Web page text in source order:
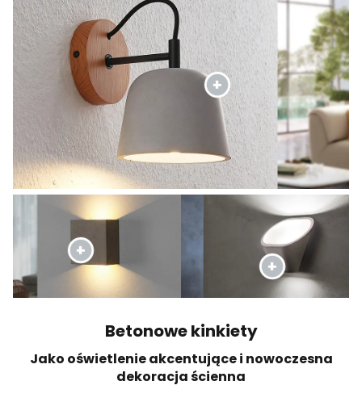
Betonowe kinkiety
Jako oświetlenie akcentujące i nowoczesna
dekoracja ścienna